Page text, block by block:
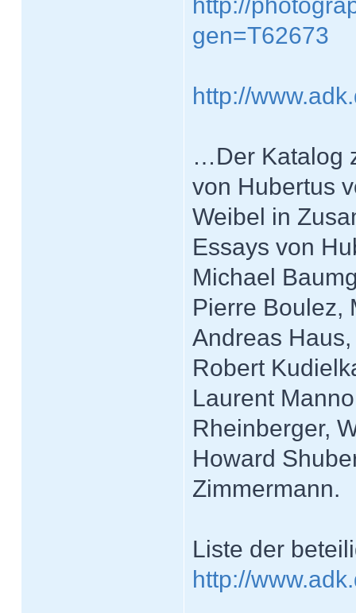
gen=T62673
http://
…Der Katalog
von Hubertus
Weibel in
Essays von
Michael
Pierre Boulez,
Andreas
Robert
Laurent
Rheinberger,
Howard
Zimmermann.
Liste der
http://